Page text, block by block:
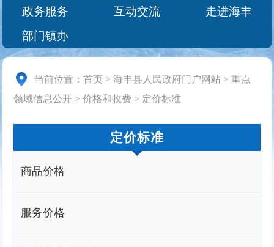
政务服务
互动交流
走进海丰
部门镇办
当前位置：首页 >海丰县人民政府门户网站 >重点
领域信息公开 >价格和收费 > 定价标准
定价标准
商品价格
服务价格